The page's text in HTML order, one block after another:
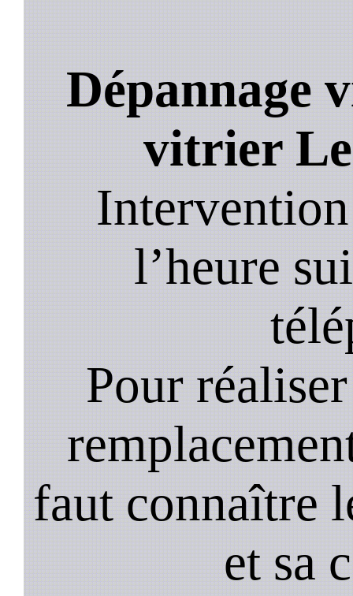
Dépannage
vitrier
Intervention
l’heure
Pour
faut connaître
et sa